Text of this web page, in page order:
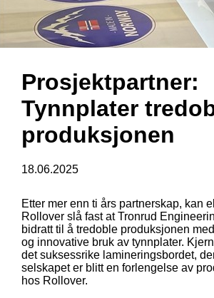
Prosjektpartner:
Tynnplater
produksjonen
18.06.2025
Etter mer enn ti års partnerskap, kan
Rollover slå fast at Tronrud
bidratt til å tredoble produksjonen
og innovative bruk av tynnplater.
det suksessrike lamineringsbordet,
selskapet er blitt en forlengelse av
hos Rollover.